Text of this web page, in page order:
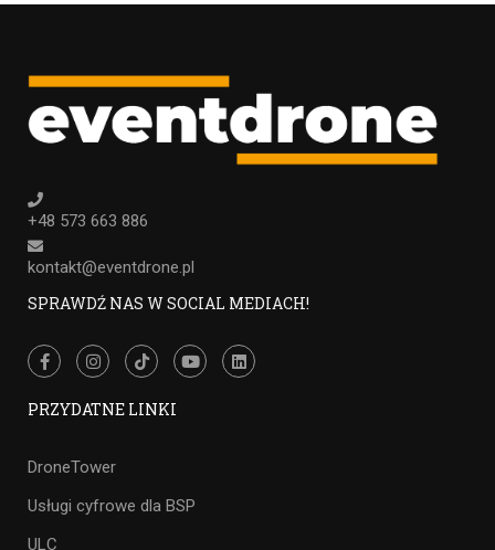
+48 573 663 886
kontakt@eventdrone.pl
SPRAWDŹ NAS W SOCIAL MEDIACH!
PRZYDATNE LINKI
DroneTower
Usługi cyfrowe dla BSP
ULC